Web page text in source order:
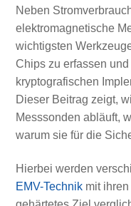
Neben
elektromagnetische
wichtigsten
Chips zu erfassen
kryptografischen
Dieser Beitrag zeigt,
Messsonden abläuft,
warum sie für die
Hierbei werden
EMV-Technikmit ihren